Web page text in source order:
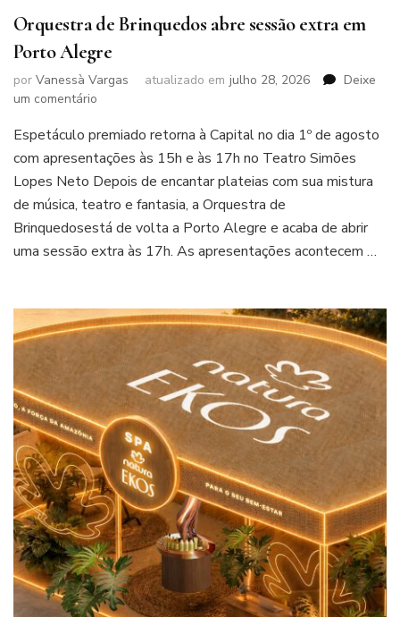
Orquestra de Brinquedos abre sessão extra em
Porto Alegre
por Vanessà Vargas atualizado em julho 28, 2026
Deixe
um comentário
de
Brinquedos
abre
sessão
extra
em
Porto
Espetáculo premiado retorna à Capital no dia 1º de agosto
com apresentações às 15h e às 17h no Teatro Simões
Lopes Neto Depois de encantar plateias com sua mistura
de música, teatro e fantasia, a Orquestra de
Brinquedosestá de volta a Porto Alegre e acaba de abrir
uma sessão extra às 17h. As apresentações acontecem …